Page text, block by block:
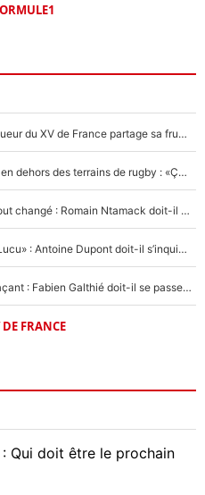
Mis de côté par Fabien Galthié, un joueur du XV de France partage sa frustration : «ils ne me l’ont pas dit tout de suite»
La raison d'être de Matthieu Jalibert en dehors des terrains de rugby : «Ça m'atteint autant que si tu touches à un membre de ma famille»
XV de France - Matthieu Jalibert a tout changé : Romain Ntamack doit-il s’inquiéter pour sa place à un an de la Coupe du monde ?
«Le XV de France est meilleur avec Lucu» : Antoine Dupont doit-il s’inquiéter pour sa place ?
Le XV de France a trouvé son remplaçant : Fabien Galthié doit-il se passer d'Antoine Dupont ?
FRANCE
Qui doit être le prochain